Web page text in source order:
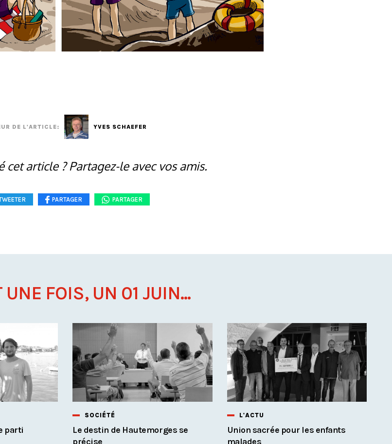
DE L'ARTICLE: YVES SCHAEFER
cet article ? Partagez-le avec vos amis.
PARTAGER PARTAGER
UNE FOIS, UN 01 JUIN...
parti
SOCIÉTÉ
Le destin de Hautemorges se
précise
L'ACTU
Union sacrée pour les enfants
malades